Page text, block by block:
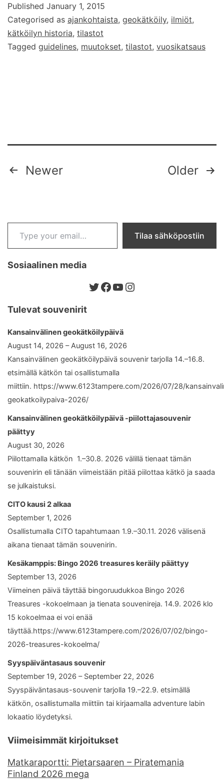
Published January 1, 2015
Categorised as ajankohtaista, geokätköily, ilmiöt,
kätköilyn historia, tilastot
Tagged guidelines, muutokset, tilastot, vuosikatsaus
Posts
Newer Older
Type your email…
Tilaa sähköpostiin
Sosiaalinen media
Twitter
Facebook
YouTube
Instagram
Tulevat souvenirit
Kansainvälinen geokätköilypäivä
August 14, 2026 – August 16, 2026
Kansainvälinen geokätköilypäivä souvenir tarjolla 14.–16.8.
etsimällä kätkön tai osallistumalla
miittiin. https://www.6123tampere.com/2026/07/28/
geokatkoilypaiva-2026/
Kansainvälinen geokätköilypäivä -piilottajasouvenir
päättyy
August 30, 2026
Piilottamalla kätkön 1.–30.8. 2026 välillä tienaat tämän
souvenirin eli tänään viimeistään pitää piilottaa kätkö ja saada
se julkaistuksi.
CITO kausi 2 alkaa
September 1, 2026
Osallistumalla CITO tapahtumaan 1.9.–30.11. 2026 välisenä
aikana tienaat tämän souvenirin.
Kesäkamppis: Bingo 2026 treasures keräily päättyy
September 13, 2026
Viimeinen päivä täyttää bingoruudukkoa Bingo 2026
Treasures -kokoelmaan ja tienata souvenireja. 14.9. 2026 klo
15 kokoelmaa ei voi enää
täyttää.https://www.6123tampere.com/2026/07/02/bingo-
2026-treasures-kokoelma/
Syyspäiväntasaus souvenir
September 19, 2026 – September 22, 2026
Syyspäiväntasaus-souvenir tarjolla 19.–22.9. etsimällä
kätkön, osallistumalla miittiin tai kirjaamalla adventure labin
lokaatio löydetyksi.
Viimeisimmät kirjoitukset
Matkaraportti: Pietarsaaren – Piratemania
Finland 2026 mega